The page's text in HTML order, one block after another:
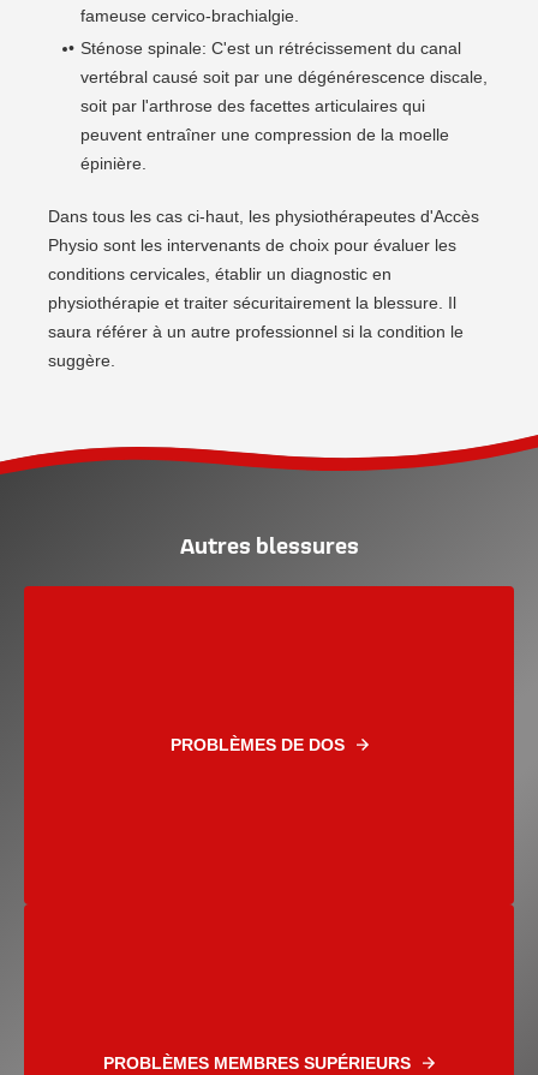
fameuse cervico-brachialgie.
Sténose spinale: C'est un rétrécissement du canal
vertébral causé soit par une dégénérescence discale,
soit par l'arthrose des facettes articulaires qui
peuvent entraîner une compression de la moelle
épinière.
Dans tous les cas ci-haut, les physiothérapeutes d'Accès
Physio sont les intervenants de choix pour évaluer les
conditions cervicales, établir un diagnostic en
physiothérapie et traiter sécuritairement la blessure. Il
saura référer à un autre professionnel si la condition le
suggère.
Autres blessures
PROBLÈMES DE DOS
PROBLÈMES MEMBRES SUPÉRIEURS